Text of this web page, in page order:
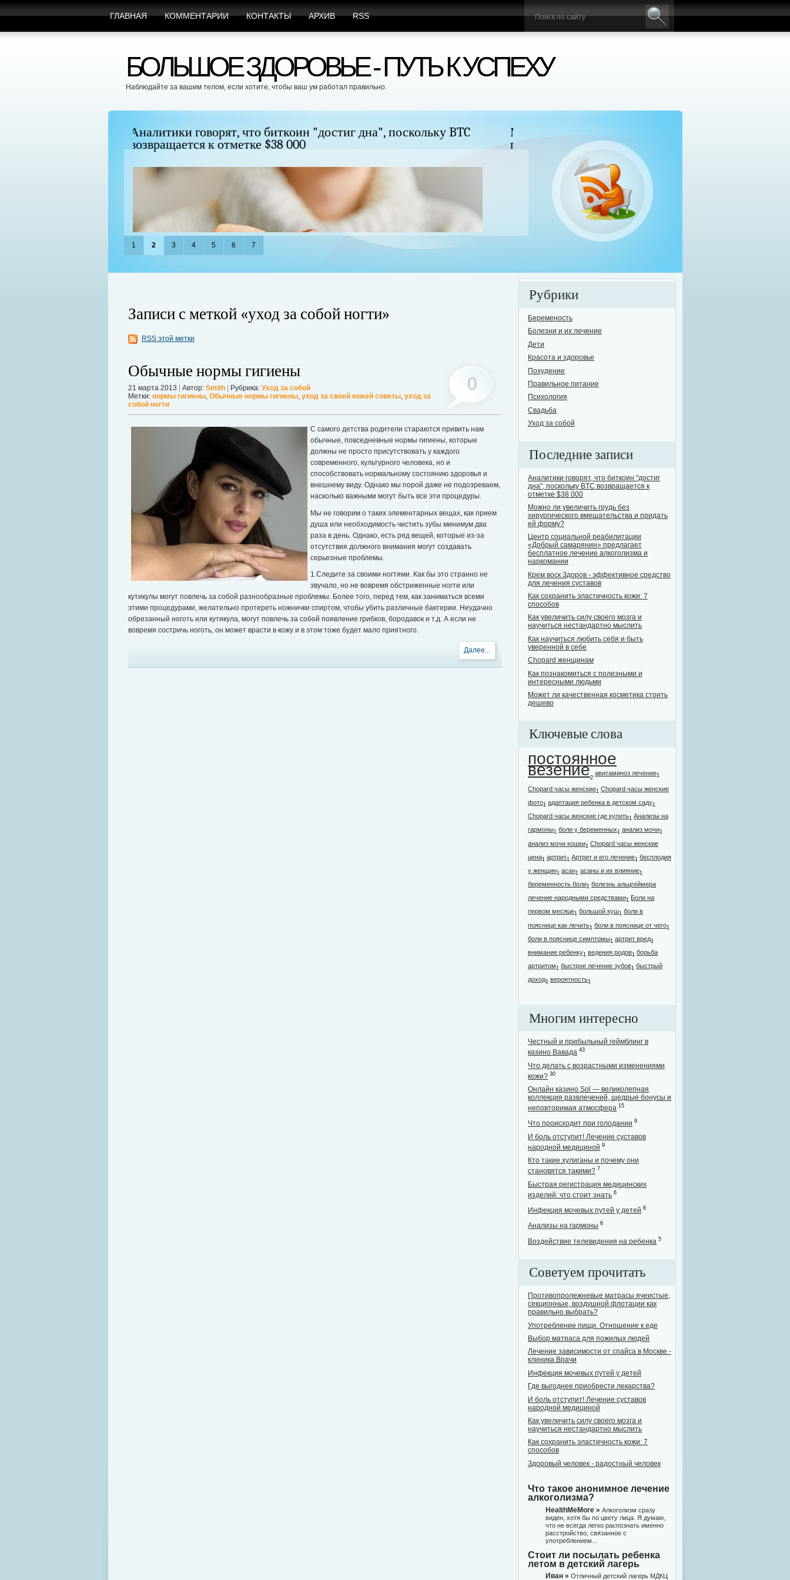
ГЛАВНАЯ КОММЕНТАРИИ КОНТАКТЫ АРХИВ RSS
БОЛЬШОЕ ЗДОРОВЬЕ - ПУТЬ К УСПЕХУ
Наблюдайте за вашим телом, если хотите, чтобы ваш ум работал правильно.
Можно ли увеличить грудь без хирургического вмешательства и
придать ей форму?
Можно ли увеличить грудь без операции? Таким вопросом задаются многие женщины, желающие поддерживать
речь, нужно углубиться в анатомию.
бесплатное лечение алкоголизма и наркомании
Хотелось бы поднять одну из самых острых и в то же время опасных проблем
могут назвать себя трезвенниками. Остальные варьируются, от "пьющих
Далее...
1 2 3 4 5 6 7
Записи с меткой «уход за собой ногти»
RSS этой метки
Обычные нормы гигиены
21 марта 2013 Автор: Smith Рубрика: Уход за собой
Метки: нормы гигиены, Обычные нормы гигиены, уход за своей кожей советы, уход за
собой ногти
0
С самого детства родители стараются привить нам
обычные, повседневные нормы гигиены, которые
должны не просто присутствовать у каждого
современного, культурного человека, но и
способствовать нормальному состоянию здоровья и
внешнему виду. Однако мы порой даже не подозреваем,
насколько важными могут быть все эти процедуры.
Мы не говорим о таких элементарных вещах, как прием
душа или необходимость чистить зубы минимум два
раза в день. Однако, есть ряд вещей, которые из-за
отсутствия должного внимания могут создавать
серьезные проблемы.
1.Следите за своими ногтями. Как бы это странно не
звучало, но не вовремя обстриженные ногти или
кутикулы могут повлечь за собой разнообразные проблемы. Более того, перед тем, как заниматься всеми
этими процедурами, желательно протереть ножнички спиртом, чтобы убить различные бактерии. Неудачно
обрезанный ноготь или кутикула, могут повлечь за собой появление грибков, бородавок и т.д. А если не
вовремя состричь ноготь, он может врасти в кожу и в этом тоже будет мало приятного.
Далее...
Рубрики
Беременость
Болезни и их лечение
Дети
Красота и здоровье
Похудение
Правильное питание
Психология
Свадьба
Уход за собой
Последние записи
Аналитики говорят, что биткоин "достиг
дна", поскольку BTC возвращается к
отметке $38 000
Можно ли увеличить грудь без
хирургического вмешательства и придать
ей форму?
Центр социальной реабилитации
«Добрый самарянин» предлагает
бесплатное лечение алкоголизма и
наркомании
Крем воск Здоров - эффективное средство
для лечения суставов
Как сохранить эластичность кожи: 7
способов
Как увеличить силу своего мозга и
научиться нестандартно мыслить
Как научиться любить себя и быть
уверенной в себе
Chopard женщинам
Как познакомиться с полезными и
интересными людьми
Может ли качественная косметика стоить
дешево
Ключевые слова
постоянное
везение2
авитаминоз лечение1
Chopard часы женские1 Chopard часы женские
фото1 адаптация ребенка в детском саду1
Chopard часы женские где купить1 Анализы на
гармоны1 боли у беременных1 анализ мочи1
анализ мочи кошки1 Chopard часы женские
цена1 артрит1 Артрит и его лечение1 бесплодия
у женщин1 асан1 асаны и их влияние1
беременность боли1 болезнь альцгеймера
лечение народными средствами1 Боли на
первом месяце1 большой куш1 боли в
пояснице как лечить1 боли в пояснице от чего1
боли в пояснице симптомы1 артрит вред1
внимание ребенку1 ведения родов1 борьба
артритом1 быстрое лечение зубов1 быстрый
доход1 вероятность1
Многим интересно
Честный и прибыльный геймблинг в
казино Вавада 43
Что делать с возрастными изменениями
кожи? 30
Онлайн казино Sol — великолепная
коллекция развлечений, щедрые бонусы и
неповторимая атмосфера 15
Что происходит при голодании 9
И боль отступит! Лечение суставов
народной медициной 9
Кто такие хулиганы и почему они
становятся такими? 7
Быстрая регистрация медицинских
изделий: что стоит знать 6
Инфекция мочевых путей у детей 6
Анализы на гармоны 6
Воздействие телевидения на ребенка 5
Советуем прочитать
Противопролежневые матрасы ячеистые,
секционные, воздушной флотации как
правильно выбрать?
Употребление пищи. Отношение к еде
Выбор матраса для пожилых людей
Лечение зависимости от спайса в Москве -
клиника Врачи
Инфекция мочевых путей у детей
Где выгоднее приобрести лекарства?
И боль отступит! Лечение суставов
народной медициной
Как увеличить силу своего мозга и
научиться нестандартно мыслить
Как сохранить эластичность кожи: 7
способов
Здоровый человек - радостный человек
Что такое анонимное лечение
алкоголизма?
HealthMeMore » Алкоголизм сразу
виден, хотя бы по цвету лица. Я думаю,
что не всегда легко распознать именно
расстройство, связанное с
употреблением...
Стоит ли посылать ребенка
летом в детский лагерь
Иван » Отличный детский лагерь МДКЦ